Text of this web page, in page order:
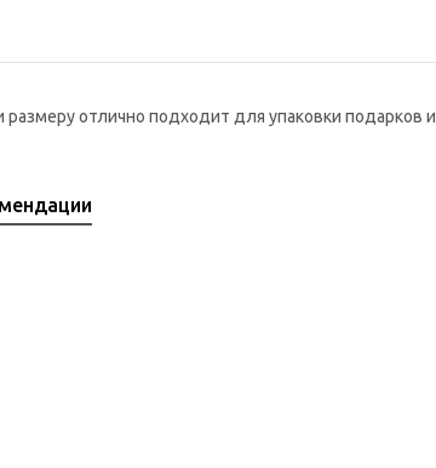
отлично подходит для упаковки подарков